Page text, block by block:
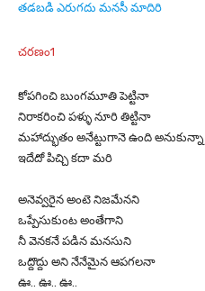
తడబడి ఎరుగదు మనసీ మాదిరి
చరణం1
కోపగించి బుంగమూతి పెట్టినా
నిరాకరించి పళ్ళు నూరి తిట్టినా
మహాద్భుతం అనేట్టుగానె ఉంది అనుకున్నా
ఇదేదో పిచ్చి కదా మరి
అనెవ్వరైన అంటె నిజమేనని
ఒప్పేసుకుంట అంతేగాని
నీ వెనకనే పడిన మనసుని
ఒద్దొద్దు అని నేనేమైన ఆపగలనా
ఊ.. ఊ.. ఊ..